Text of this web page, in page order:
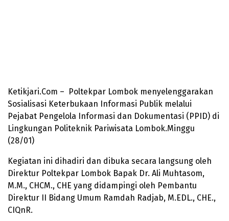
Ketikjari.Com – Poltekpar Lombok menyelenggarakan
Sosialisasi Keterbukaan Informasi Publik melalui
Pejabat Pengelola Informasi dan Dokumentasi (PPID) di
Lingkungan Politeknik Pariwisata Lombok.Minggu
(28/01)
Kegiatan ini dihadiri dan dibuka secara langsung oleh
Direktur Poltekpar Lombok Bapak Dr. Ali Muhtasom,
M.M., CHCM., CHE yang didampingi oleh Pembantu
Direktur II Bidang Umum Ramdah Radjab, M.EDL., CHE.,
CIQnR.